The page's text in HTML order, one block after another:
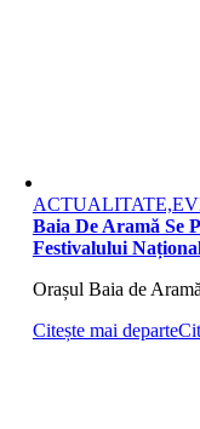
Baia De Aramă Se
Festivalului
Orașul Baia de
Citește mai departe